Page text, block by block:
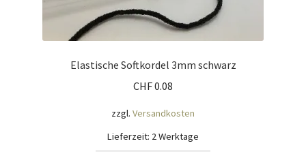
Elastische Softkordel 3mm schwarz
CHF0.08
zzgl. Versandkosten
Lieferzeit: 2 Werktage